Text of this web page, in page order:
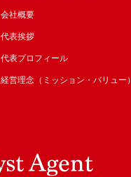
会社概要
代表挨拶
代表プロフィール
経営理念（ミッション・バリュー）